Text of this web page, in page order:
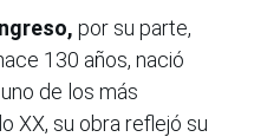
por su parte,
130 años, nació
de los más
XX, su obra reflejó su